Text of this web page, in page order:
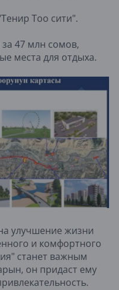
Тоо сити".
47 млн сомов,
места для отдыха.
улучшение жизни
и комфортного
станет важным
он придаст ему